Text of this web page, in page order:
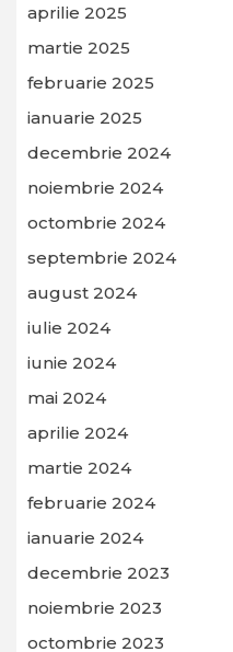
aprilie 2025
martie 2025
februarie 2025
ianuarie 2025
decembrie 2024
noiembrie 2024
octombrie 2024
septembrie 2024
august 2024
iulie 2024
iunie 2024
mai 2024
aprilie 2024
martie 2024
februarie 2024
ianuarie 2024
decembrie 2023
noiembrie 2023
octombrie 2023